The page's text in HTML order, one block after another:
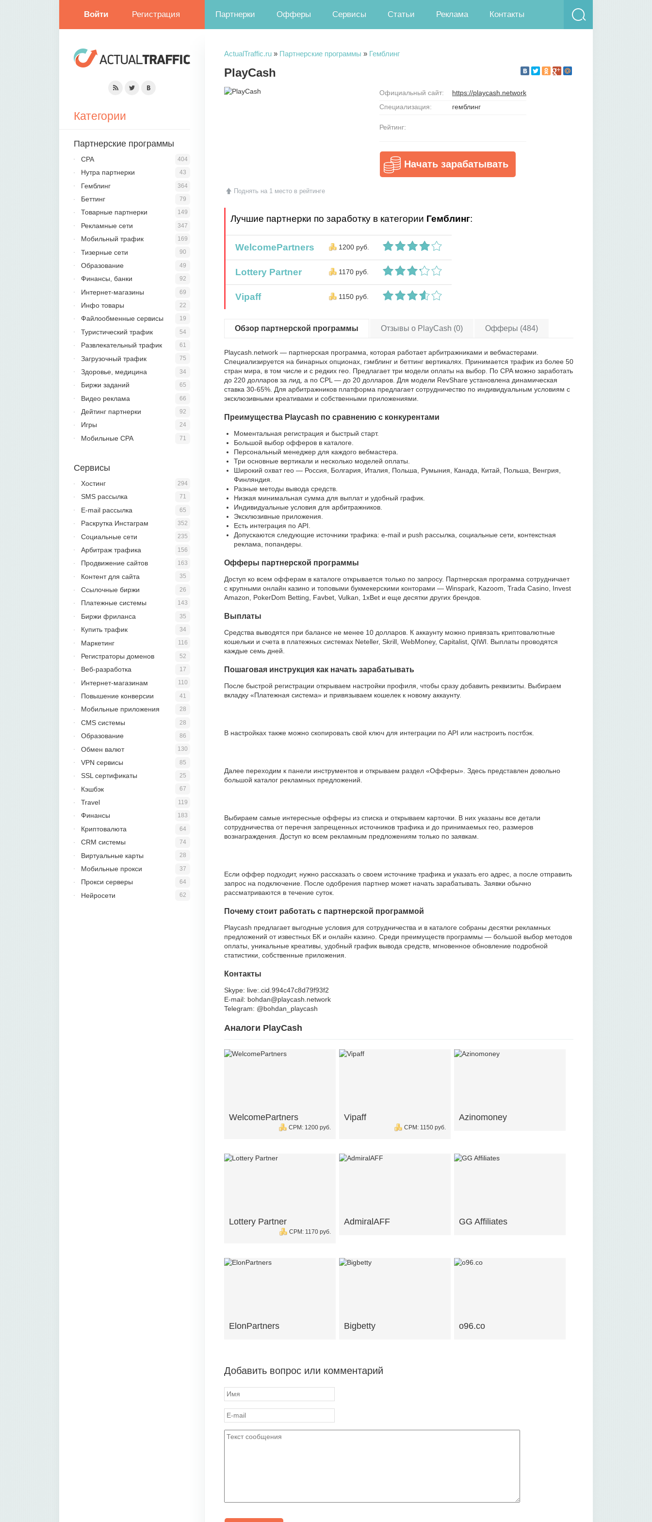
Войти Регистрация Партнерки Офферы Сервисы Статьи Реклама Контакты
ActualTraffic.ru » Партнерские программы » Гемблинг
PlayCash
Поднять на 1 место в рейтинге
Официальный сайт:
https://playcash.network
Специализация:
гемблинг
Рейтинг:
Начать зарабатывать
Лучшие партнерки по заработку в категории Гемблинг:
WelcomePartners 1200 руб.
Lottery Partner 1170 руб.
Vipaff 1150 руб.
Обзор партнерской программы Отзывы о PlayCash (0) Офферы (484)
Playcash.network — партнерская программа, которая работает арбитражниками и вебмастерами.
Специализируется на бинарных опционах, гэмблинг и беттинг вертикалях. Принимается трафик из более 50
стран мира, в том числе и с редких гео. Предлагает три модели оплаты на выбор. По CPA можно заработать
до 220 долларов за лид, а по CPL — до 20 долларов. Для модели RevShare установлена динамическая
ставка 30-65%. Для арбитражников платформа предлагает сотрудничество по индивидуальным условиям с
эксклюзивными креативами и собственными приложениями.
Преимущества Playcash по сравнению с конкурентами
Моментальная регистрация и быстрый старт.
Большой выбор офферов в каталоге.
Персональный менеджер для каждого вебмастера.
Три основные вертикали и несколько моделей оплаты.
Широкий охват гео — Россия, Болгария, Италия, Польша, Румыния, Канада, Китай, Польша, Венгрия,
Финляндия.
Разные методы вывода средств.
Низкая минимальная сумма для выплат и удобный график.
Индивидуальные условия для арбитражников.
Эксклюзивные приложения.
Есть интеграция по API.
Допускаются следующие источники трафика: e-mail и push рассылка, социальные сети, контекстная
реклама, попандеры.
Офферы партнерской программы
Доступ ко всем офферам в каталоге открывается только по запросу. Партнерская программа сотрудничает
с крупными онлайн казино и топовыми букмекерскими конторами — Winspark, Kazoom, Trada Casino, Invest
Amazon, PokerDom Betting, Favbet, Vulkan, 1xBet и еще десятки других брендов.
Выплаты
Средства выводятся при балансе не менее 10 долларов. К аккаунту можно привязать криптовалютные
кошельки и счета в платежных системах Neteller, Skrill, WebMoney, Capitalist, QIWI. Выплаты проводятся
каждые семь дней.
Пошаговая инструкция как начать зарабатывать
После быстрой регистрации открываем настройки профиля, чтобы сразу добавить реквизиты. Выбираем
вкладку «Платежная система» и привязываем кошелек к новому аккаунту.
В настройках также можно скопировать свой ключ для интеграции по API или настроить постбэк.
Далее переходим к панели инструментов и открываем раздел «Офферы». Здесь представлен довольно
большой каталог рекламных предложений.
Выбираем самые интересные офферы из списка и открываем карточки. В них указаны все детали
сотрудничества от перечня запрещенных источников трафика и до принимаемых гео, размеров
вознаграждения. Доступ ко всем рекламным предложениям только по заявкам.
Если оффер подходит, нужно рассказать о своем источнике трафика и указать его адрес, а после отправить
запрос на подключение. После одобрения партнер может начать зарабатывать. Заявки обычно
рассматриваются в течение суток.
Почему стоит работать с партнерской программой
Playcash предлагает выгодные условия для сотрудничества и в каталоге собраны десятки рекламных
предложений от известных БК и онлайн казино. Среди преимуществ программы — большой выбор методов
оплаты, уникальные креативы, удобный график вывода средств, мгновенное обновление подробной
статистики, собственные приложения.
Контакты
Skype: live:.cid.994c47c8d79f93f2
E-mail: bohdan@playcash.network
Telegram: @bohdan_playcash
Аналоги PlayCash
WelcomePartners
CPM: 1200 руб.
Vipaff
CPM: 1150 руб.
Azinomoney
Lottery Partner
CPM: 1170 руб.
AdmiralAFF GG Affiliates
ElonPartners Bigbetty o96.co
Добавить вопрос или комментарий
Категории
Партнерские программы
404
CPA
43
Нутра партнерки
364
Гемблинг
79
Беттинг
149
Товарные партнерки
347
Рекламные сети
169
Мобильный трафик
90
Тизерные сети
49
Образование
92
Финансы, банки
69
Интернет-магазины
22
Инфо товары
19
Файлообменные сервисы
54
Туристический трафик
61
Развлекательный трафик
75
Загрузочный трафик
34
Здоровье, медицина
65
Биржи заданий
66
Видео реклама
92
Дейтинг партнерки
24
Игры
71
Мобильные CPA
Сервисы
294
Хостинг
71
SMS рассылка
65
E-mail рассылка
352
Раскрутка Инстаграм
235
Социальные сети
156
Арбитраж трафика
163
Продвижение сайтов
35
Контент для сайта
26
Ссылочные биржи
143
Платежные системы
35
Биржи фриланса
34
Купить трафик
116
Маркетинг
52
Регистраторы доменов
17
Веб-разработка
110
Интернет-магазинам
41
Повышение конверсии
28
Мобильные приложения
28
CMS системы
86
Образование
130
Обмен валют
85
VPN сервисы
25
SSL сертификаты
67
Кэшбэк
119
Travel
183
Финансы
64
Криптовалюта
74
CRM системы
28
Виртуальные карты
37
Мобильные прокси
64
Прокси серверы
62
Нейросети